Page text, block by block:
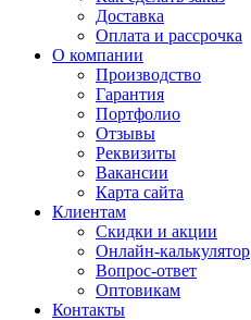
Доставка
Оплата и рассрочка
О компании
Производство
Гарантия
Портфолио
Отзывы
Реквизиты
Вакансии
Карта сайта
Клиентам
Скидки и акции
Онлайн-калькулятор
Вопрос-ответ
Оптовикам
Контакты